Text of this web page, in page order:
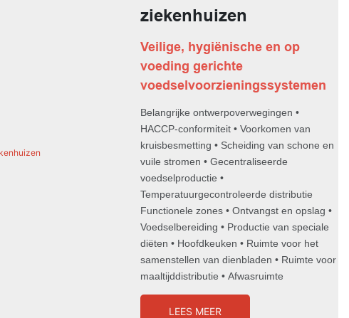
ziekenhuizen
Veilige, hygiënische en op
voeding gerichte
voedselvoorzieningssystemen
Belangrijke ontwerpoverwegingen •
HACCP-conformiteit • Voorkomen van
kruisbesmetting • Scheiding van schone en
vuile stromen • Gecentraliseerde
voedselproductie •
Temperatuurgecontroleerde distributie
Functionele zones • Ontvangst en opslag •
Voedselbereiding • Productie van speciale
diëten • Hoofdkeuken • Ruimte voor het
samenstellen van dienbladen • Ruimte voor
maaltijddistributie • Afwasruimte
LEES MEER